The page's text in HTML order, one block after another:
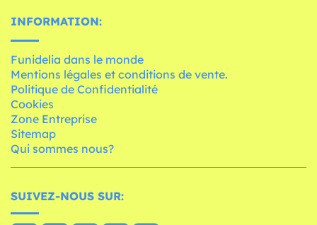
INFORMATION:
Funidelia dans le monde
Mentions légales et conditions de vente.
Politique de Confidentialité
Cookies
Zone Entreprise
Sitemap
Qui sommes nous?
SUIVEZ-NOUS SUR: